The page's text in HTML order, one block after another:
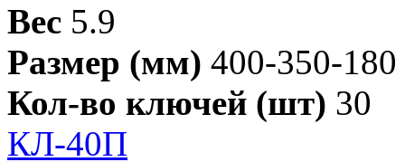
Вес 5.9
Размер (мм) 400-350-180
Кол-во ключей (шт) 30
КЛ-40П